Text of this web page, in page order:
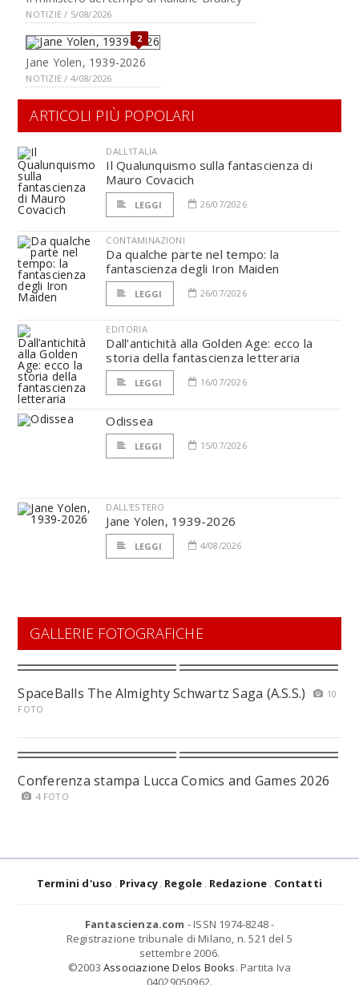
NOTIZIE / 5/08/2026
2
Jane Yolen, 1939-2026
NOTIZIE / 4/08/2026
ARTICOLI PIÙ POPOLARI
DALL'ITALIA
Il Qualunquismo sulla fantascienza di
Mauro Covacich
LEGGI 26/07/2026
CONTAMINAZIONI
Da qualche parte nel tempo: la
fantascienza degli Iron Maiden
LEGGI 26/07/2026
EDITORIA
Dall’antichità alla Golden Age: ecco la
storia della fantascienza letteraria
LEGGI 16/07/2026
Odissea
LEGGI 15/07/2026
DALL'ESTERO
Jane Yolen, 1939-2026
LEGGI 4/08/2026
GALLERIE FOTOGRAFICHE
SpaceBalls The Almighty Schwartz Saga (A.S.S.)
10
FOTO
Conferenza stampa Lucca Comics and Games 2026
4 FOTO
Termini d'uso Privacy Regole Redazione Contatti
Fantascienza.com - ISSN 1974-8248 -
Registrazione tribunale di Milano, n. 521 del 5
settembre 2006.
©2003 Associazione Delos Books. Partita Iva
04029050962.